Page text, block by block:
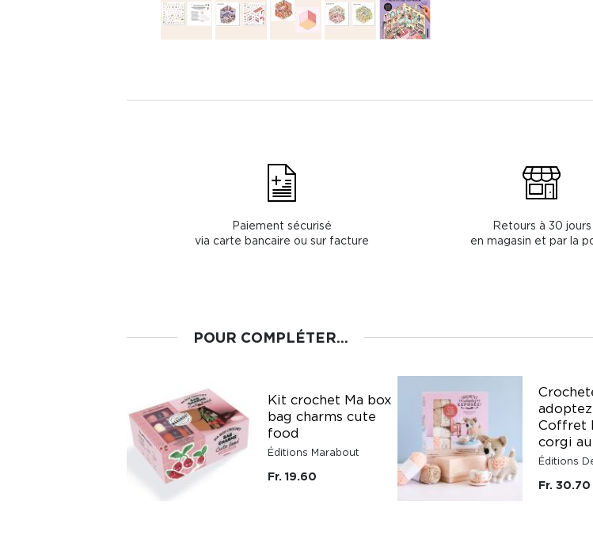
Paiement sécurisé
via carte bancaire ou sur facture
Retours à 30 jours
en magasin et par la
POUR COMPLÉTER...
Kit crochet Ma box
bag charms cute
food
Éditions Marabout
Fr. 19.60
Coffret
corgi
Éditions
Fr. 30.70